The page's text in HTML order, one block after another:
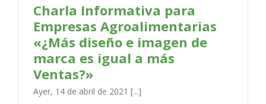
Charla Informativa para
Empresas Agroalimentarias
«¿Más diseño e imagen de
marca es igual a más
Ventas?»
Ayer, 14 de abril de 2021 [...]